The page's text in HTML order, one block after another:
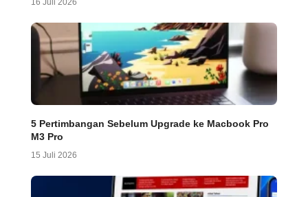
16 Juli 2026
5 Pertimbangan Sebelum Upgrade ke Macbook Pro
M3 Pro
15 Juli 2026